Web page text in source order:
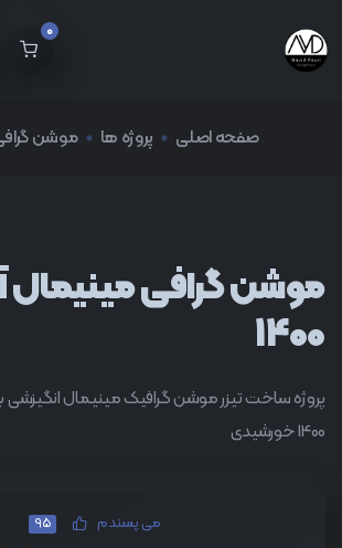
0
صفحه اصلی پروژه ها موشن
موشن گرافی مینیمال
1400
پروژه ساخت تیزر موشن گرافیک مینیمال انگیزشی
1400 خورشیدی
می پسندم 95